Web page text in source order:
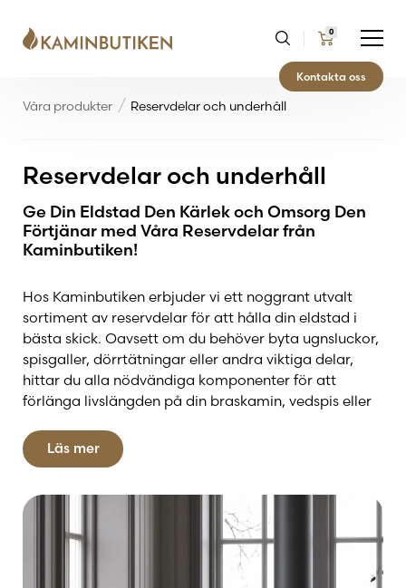
0
Kontakta oss
Våra produkter Reservdelar och underhåll
Reservdelar och underhåll
Ge Din Eldstad Den Kärlek och Omsorg Den
Förtjänar med Våra Reservdelar från
Kaminbutiken!
Hos Kaminbutiken erbjuder vi ett noggrant utvalt
sortiment av reservdelar för att hålla din eldstad i
bästa skick. Oavsett om du behöver byta ugnsluckor,
spisgaller, dörrtätningar eller andra viktiga delar,
hittar du alla nödvändiga komponenter för att
förlänga livslängden på din braskamin, vedspis eller
Vi förstår vikten av att hålla din eldstad i toppform
långvarig, säker användning. Våra reservdelar är av
högsta kvalitet och passar perfekt för att
upprätthålla både funktion och säkerhet.
Läs mer